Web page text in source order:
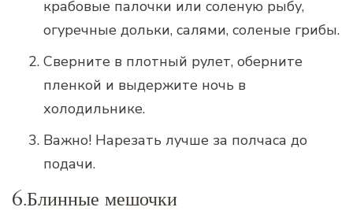
крабовые палочки или соленую рыбу,
огуречные дольки, салями, соленые грибы.
Сверните в плотный рулет, оберните
пленкой и выдержите ночь в
холодильнике.
Важно! Нарезать лучше за полчаса до
подачи.
6.Блинные мешочки